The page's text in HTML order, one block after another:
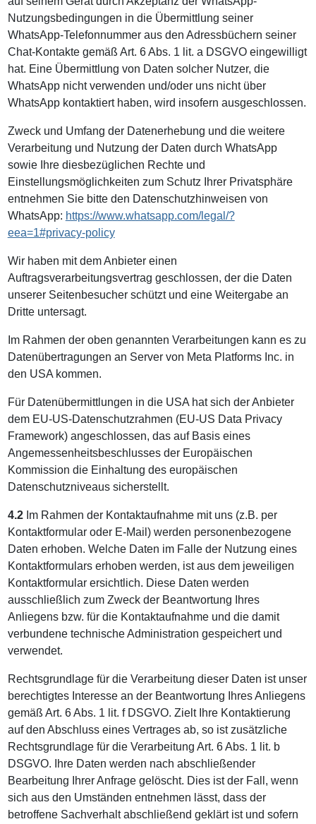
Nutzungsbedingungen in die Übermittlung seiner
WhatsApp-Telefonnummer aus den Adressbüchern seiner
Chat-Kontakte gemäß Art. 6 Abs. 1 lit. a DSGVO eingewilligt
hat. Eine Übermittlung von Daten solcher Nutzer, die
WhatsApp nicht verwenden und/oder uns nicht über
WhatsApp kontaktiert haben, wird insofern ausgeschlossen.
Zweck und Umfang der Datenerhebung und die weitere
Verarbeitung und Nutzung der Daten durch WhatsApp
sowie Ihre diesbezüglichen Rechte und
Einstellungsmöglichkeiten zum Schutz Ihrer Privatsphäre
entnehmen Sie bitte den Datenschutzhinweisen von
WhatsApp: https://www.whatsapp.com/legal/?
eea=1#privacy-policy
Wir haben mit dem Anbieter einen
Auftragsverarbeitungsvertrag geschlossen, der die Daten
unserer Seitenbesucher schützt und eine Weitergabe an
Dritte untersagt.
Im Rahmen der oben genannten Verarbeitungen kann es zu
Datenübertragungen an Server von Meta Platforms Inc. in
den USA kommen.
Für Datenübermittlungen in die USA hat sich der Anbieter
dem EU-US-Datenschutzrahmen (EU-US Data Privacy
Framework) angeschlossen, das auf Basis eines
Angemessenheitsbeschlusses der Europäischen
Kommission die Einhaltung des europäischen
Datenschutzniveaus sicherstellt.
4.2Im Rahmen der Kontaktaufnahme mit uns (z.B. per
Kontaktformular oder E-Mail) werden personenbezogene
Daten erhoben. Welche Daten im Falle der Nutzung eines
Kontaktformulars erhoben werden, ist aus dem jeweiligen
Kontaktformular ersichtlich. Diese Daten werden
ausschließlich zum Zweck der Beantwortung Ihres
Anliegens bzw. für die Kontaktaufnahme und die damit
verbundene technische Administration gespeichert und
verwendet.
Rechtsgrundlage für die Verarbeitung dieser Daten ist unser
berechtigtes Interesse an der Beantwortung Ihres Anliegens
gemäß Art. 6 Abs. 1 lit. f DSGVO. Zielt Ihre Kontaktierung
auf den Abschluss eines Vertrages ab, so ist zusätzliche
Rechtsgrundlage für die Verarbeitung Art. 6 Abs. 1 lit. b
DSGVO. Ihre Daten werden nach abschließender
Bearbeitung Ihrer Anfrage gelöscht. Dies ist der Fall, wenn
sich aus den Umständen entnehmen lässt, dass der
betroffene Sachverhalt abschließend geklärt ist und sofern